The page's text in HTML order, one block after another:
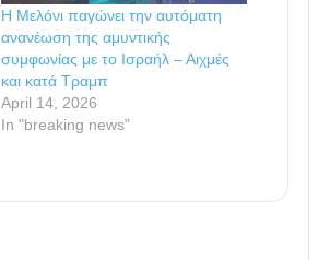
Η Μελόνι παγώνει την αυτόματη
ανανέωση της αμυντικής
συμφωνίας με το Ισραήλ – Αιχμές
και κατά Τραμπ
April 14, 2026
In "breaking news"